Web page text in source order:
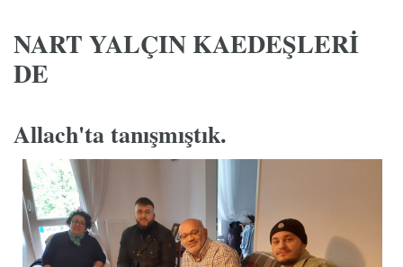
NART YALÇIN KAEDEŞLERİ
DE
Allach'ta tanışmıştık.